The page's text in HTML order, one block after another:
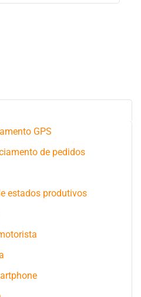
GPS
de pedidos
estados produtivos